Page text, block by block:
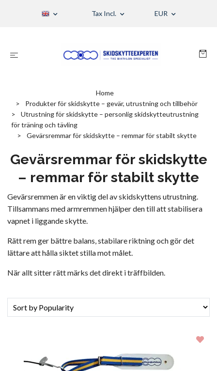
Tax Incl. EUR
Home
Produkter för skidskytte – gevär, utrustning och tillbehör
Utrustning för skidskytte – personlig skidskytteutrustning
för träning och tävling
Gevärsremmar för skidskytte – remmar för stabilt skytte
Gevärsremmar för skidskytte
– remmar för stabilt skytte
Gevärsremmen är en viktig del av skidskyttens utrustning.
Tillsammans med armremmen hjälper den till att stabilisera
vapnet i liggande skytte.
Rätt rem ger bättre balans, stabilare riktning och gör det
lättare att hålla siktet stilla mot målet.
När allt sitter rätt märks det direkt i träffbilden.